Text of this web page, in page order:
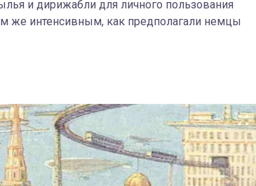
и дирижабли для личного пользования
же интенсивным, как предполагали немцы